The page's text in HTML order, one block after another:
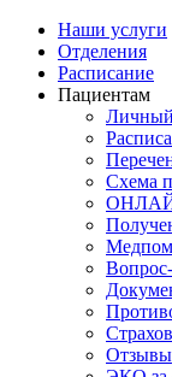
Наши услуги
Отделения
Расписание
Пациентам
Схема
Отзывы